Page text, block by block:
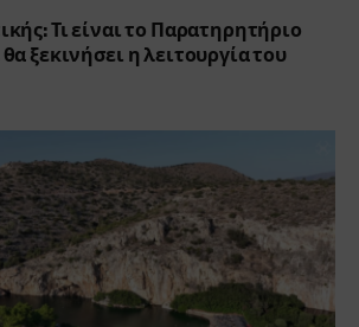
Τι είναι το Παρατηρητήριο
ξεκινήσει η λειτουργία του